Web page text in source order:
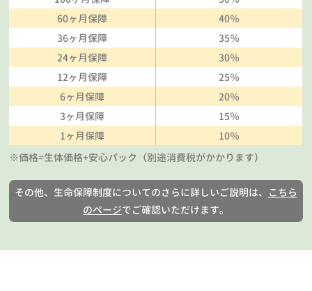
60ヶ月保障
40％
36ヶ月保障
35％
24ヶ月保障
30％
12ヶ月保障
25％
6ヶ月保障
20％
3ヶ月保障
15％
1ヶ月保障
10％
※価格=生体価格+安心パック（別途消費税がかかります）
その他、生命保障制度についてのさらに詳しいご説明は、 こちら
のページでご確認いただけます。